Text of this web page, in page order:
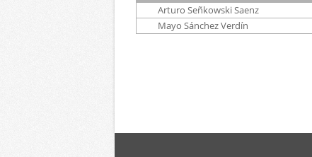
Arturo Señkowski Saenz
Mayo Sánchez Verdín